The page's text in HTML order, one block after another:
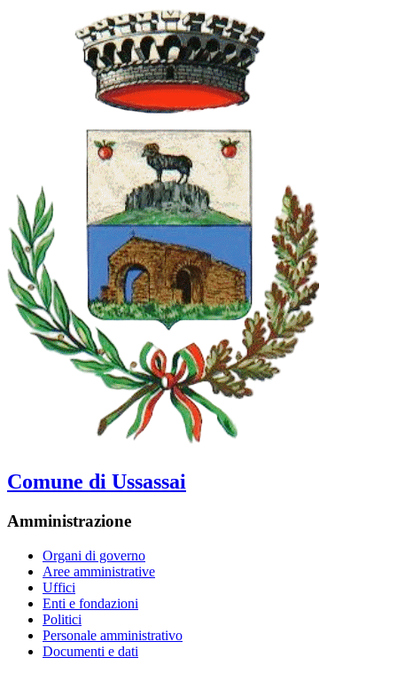
Comune di Ussassai
Amministrazione
Organi di governo
Aree amministrative
Uffici
Enti e fondazioni
Politici
Personale amministrativo
Documenti e dati